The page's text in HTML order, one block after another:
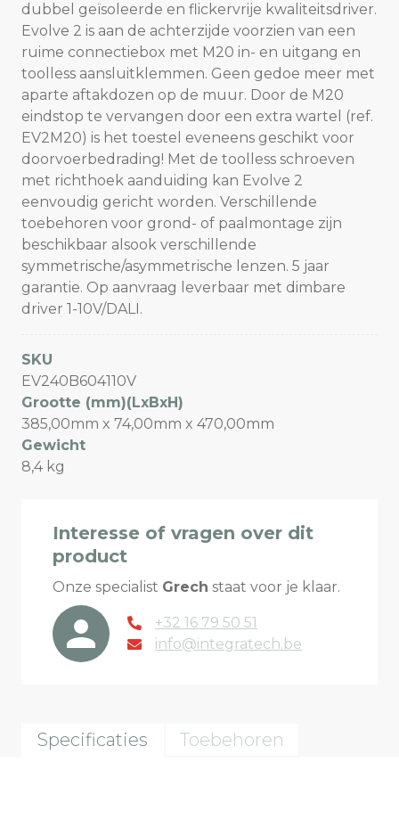
dubbel geïsoleerde en flickervrije kwaliteitsdriver.
Evolve 2 is aan de achterzijde voorzien van een
ruime connectiebox met M20 in- en uitgang en
toolless aansluitklemmen. Geen gedoe meer met
aparte aftakdozen op de muur. Door de M20
eindstop te vervangen door een extra wartel (ref.
EV2M20) is het toestel eveneens geschikt voor
doorvoerbedrading! Met de toolless schroeven
met richthoek aanduiding kan Evolve 2
eenvoudig gericht worden. Verschillende
toebehoren voor grond- of paalmontage zijn
beschikbaar alsook verschillende
symmetrische/asymmetrische lenzen. 5 jaar
garantie. Op aanvraag leverbaar met dimbare
driver 1-10V/DALI.
SKU
EV240B604110V
Grootte (mm)(LxBxH)
385,00mm x 74,00mm x 470,00mm
Gewicht
8,4 kg
Interesse of vragen over dit
product
Onze specialist Grech staat voor je klaar.
+32 16 79 50 51
info@integratech.be
Specificaties Toebehoren